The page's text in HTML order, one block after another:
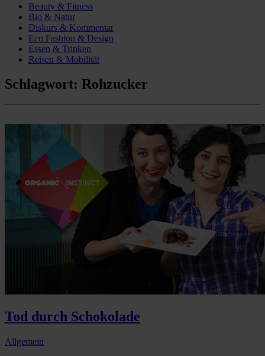
Beauty & Fitness
Bio & Natur
Diskurs & Kommentar
Eco Fashion & Design
Essen & Trinken
Reisen & Mobilität
Schlagwort: Rohzucker
Tod durch Schokolade
Allgemein